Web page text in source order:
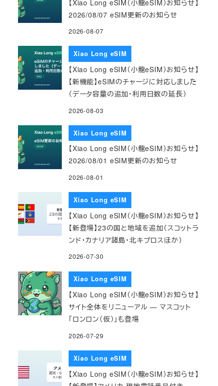
【Xiao Long eSIM（小龍eSIM）お知らせ】
2026/08/07 eSIM更新のお知らせ
2026-08-07
Xiao Long eSIM
【Xiao Long eSIM（小龍eSIM）お知らせ】
【新機能】eSIMのチャージに対応しました
（データ容量の追加・利用日数の延長）
2026-08-03
Xiao Long eSIM
【Xiao Long eSIM（小龍eSIM）お知らせ】
2026/08/01 eSIM更新のお知らせ
2026-08-01
Xiao Long eSIM
【Xiao Long eSIM（小龍eSIM）お知らせ】
【新登場】23の国と地域を追加（スコットラ
ンド・カナリア諸島・北キプロスほか）
2026-07-30
Xiao Long eSIM
【Xiao Long eSIM（小龍eSIM）お知らせ】
サイト全体をリニューアル — マスコット
「ロンロン（仮）」も登場
2026-07-29
Xiao Long eSIM
【Xiao Long eSIM（小龍eSIM）お知らせ】